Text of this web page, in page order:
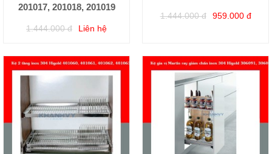
201017, 201018, 201019
1.444.000 đ Liên hệ
1.444.000 đ 959.000 đ